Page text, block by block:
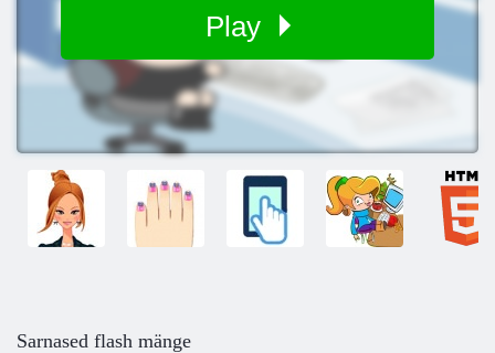
Play
Sarnased flash mänge